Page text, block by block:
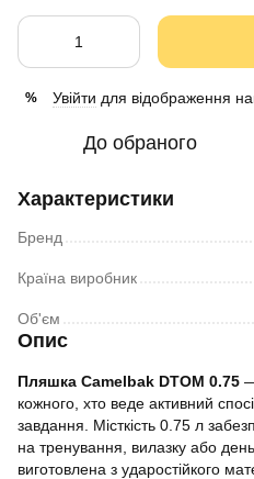
% Увійти для відображення
До обраного
Характеристики
Бренд
Країна виробник
Об'єм
Опис
Пляшка Camelbak DTOM 0.75
кожного, хто веде активний
завдання. Місткість 0.75 л
на тренування, вилазку або
виготовлена з ударостійкого